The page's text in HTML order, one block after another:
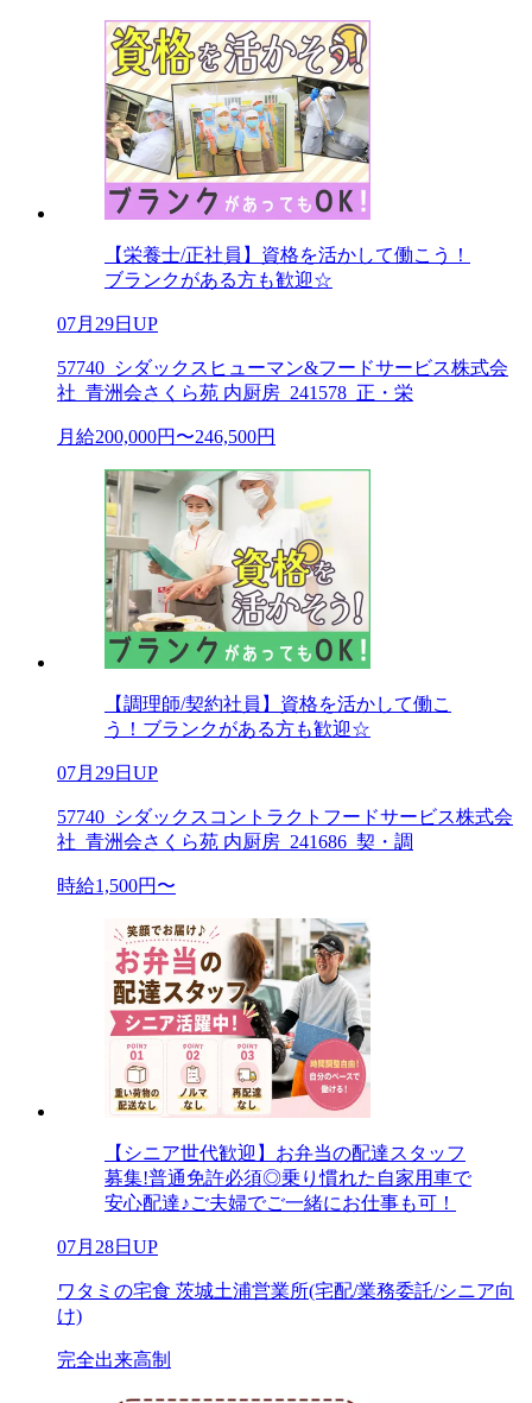
【栄養士/正社員】資格を活かして働こう！
ブランクがある方も歓迎☆
07月29日UP
57740_シダックスヒューマン&フードサービス株式会
社_青洲会さくら苑 内厨房_241578_正・栄
月給200,000円〜246,500円
【調理師/契約社員】資格を活かして働こ
う！ブランクがある方も歓迎☆
07月29日UP
57740_シダックスコントラクトフードサービス株式会
社_青洲会さくら苑 内厨房_241686_契・調
時給1,500円〜
【シニア世代歓迎】お弁当の配達スタッフ
募集!普通免許必須◎乗り慣れた自家用車で
安心配達♪ご夫婦でご一緒にお仕事も可！
07月28日UP
ワタミの宅食 茨城土浦営業所(宅配/業務委託/シニア向
け)
完全出来高制